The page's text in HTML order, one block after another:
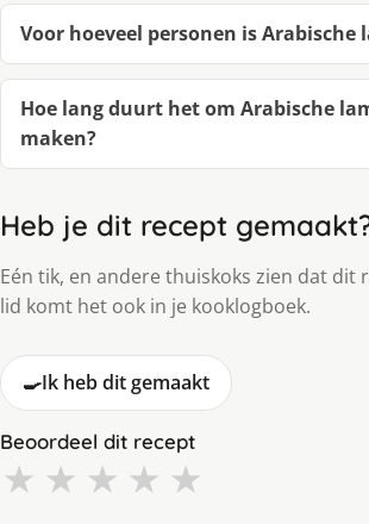
Voor hoeveel personen is Arabische
Hoe lang duurt het om Arabische
maken?
Heb je dit recept
Eén tik, en andere thuiskoks zien dat dit
lid komt het ook in je kooklogboek.
🍳Ik heb dit gemaakt
Beoordeel dit recept
★ ★ ★ ★ ★